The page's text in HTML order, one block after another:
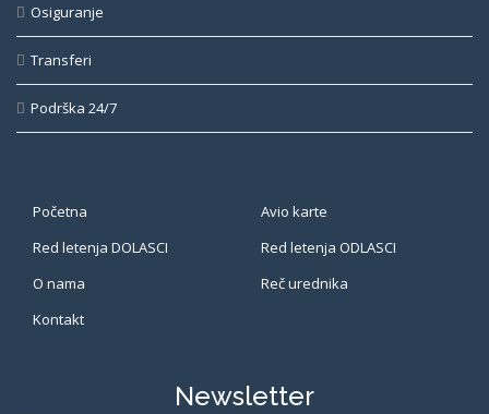
Osiguranje
Transferi
Podrška 24/7
Početna
Avio karte
Red letenja DOLASCI
Red letenja ODLASCI
O nama
Reč urednika
Kontakt
Newsletter